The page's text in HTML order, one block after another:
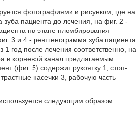
фотографиями и рисунком, где на
зуба пациента до лечения, на фиг. 2 -
на этапе пломбирования
3 и 4 - рентгенограмма зуба пациента
1 год после лечения соответственно, на
в корневой канал предлагаемым
(фиг. 5) содержит рукоятку 1, стоп-
насечки 3, рабочую часть
следующим образом.